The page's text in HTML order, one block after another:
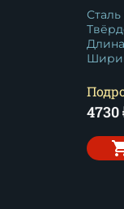
Сталь
4730